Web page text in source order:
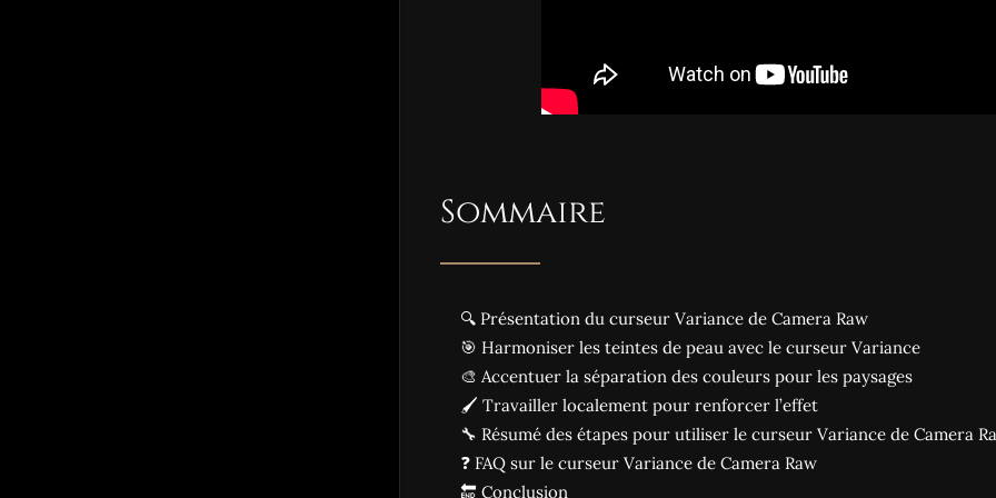
Sommaire
🔍 Présentation du curseur Variance de Camera Raw
🎯 Harmoniser les teintes de peau avec le curseur Variance
🎨 Accentuer la séparation des couleurs pour les paysages
🖌️ Travailler localement pour renforcer l’effet
🔧 Résumé des étapes pour utiliser le curseur Variance de Camera
❓ FAQ sur le curseur Variance de Camera Raw
🔚 Conclusion